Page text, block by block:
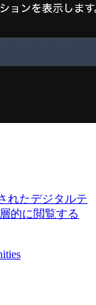
れたデジタルテ
的に閲覧する